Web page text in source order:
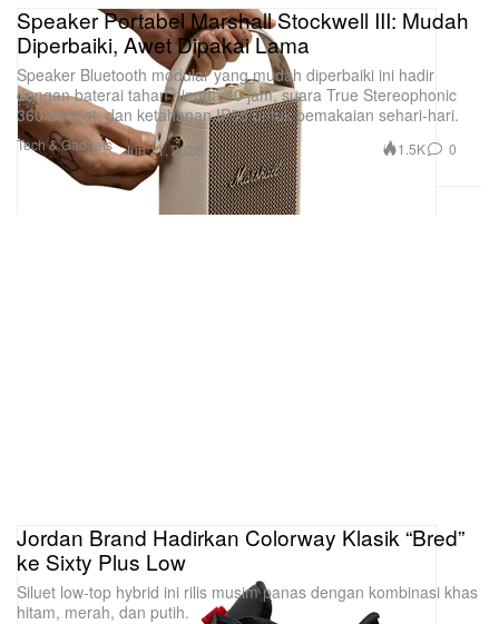
Tech & Gadgets
Speaker Portabel Marshall Stockwell III: Mudah
Diperbaiki, Awet Dipakai Lama
Speaker Bluetooth modular yang mudah diperbaiki ini hadir
dengan baterai tahan hingga 40 jam, suara True Stereophonic
360 derajat, dan ketahanan IP55 untuk pemakaian sehari-hari.
Jun 11, 2026 1.5K 0
Jordan Brand Hadirkan Colorway Klasik “Bred”
ke Sixty Plus Low
Siluet low-top hybrid ini rilis musim panas dengan kombinasi khas
hitam, merah, dan putih.